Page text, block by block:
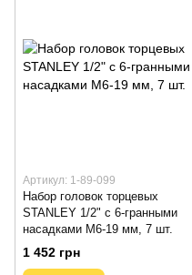
Артикул: 1-89-099
Набор головок торцевых
STANLEY 1/2" с 6-гранными
насадками M6-19 мм, 7 шт.
1 452 грн